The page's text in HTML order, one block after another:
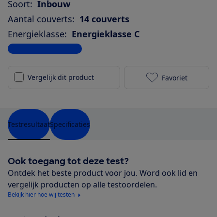
Soort: Inbouw
Aantal couverts: 14 couverts
Energieklasse: Energieklasse C
Bekijk alle specificaties
Vergelijk dit product Siemens
Favoriet
TestresultaatSpecificaties
Ook toegang tot deze test?
Ontdek het beste product voor jou. Word ook lid en
vergelijk producten op alle testoordelen.
Bekijk hier hoe wij testen